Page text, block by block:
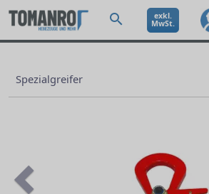
exkl.
MwSt.
Spezialgreifer